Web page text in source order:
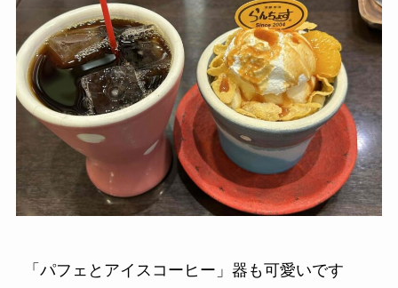
「パフェとアイスコーヒー」器も可愛いです